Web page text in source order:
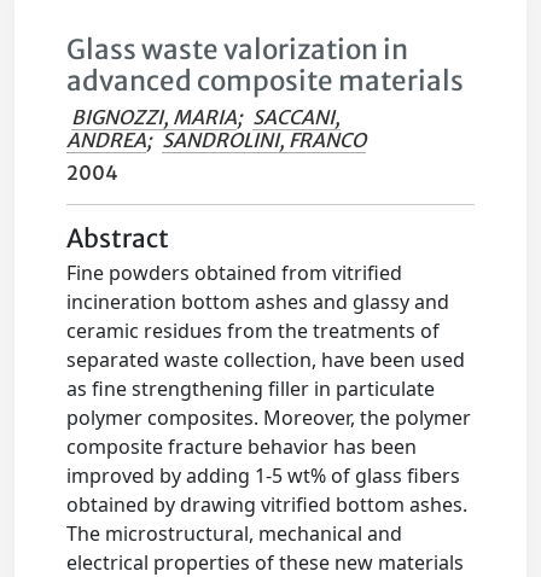
Glass waste valorization in
advanced composite materials
BIGNOZZI, MARIA; SACCANI,
ANDREA; SANDROLINI, FRANCO
2004
Abstract
Fine powders obtained from vitrified
incineration bottom ashes and glassy and
ceramic residues from the treatments of
separated waste collection, have been used
as fine strengthening filler in particulate
polymer composites. Moreover, the polymer
composite fracture behavior has been
improved by adding 1-5 wt% of glass fibers
obtained by drawing vitrified bottom ashes.
The microstructural, mechanical and
electrical properties of these new materials